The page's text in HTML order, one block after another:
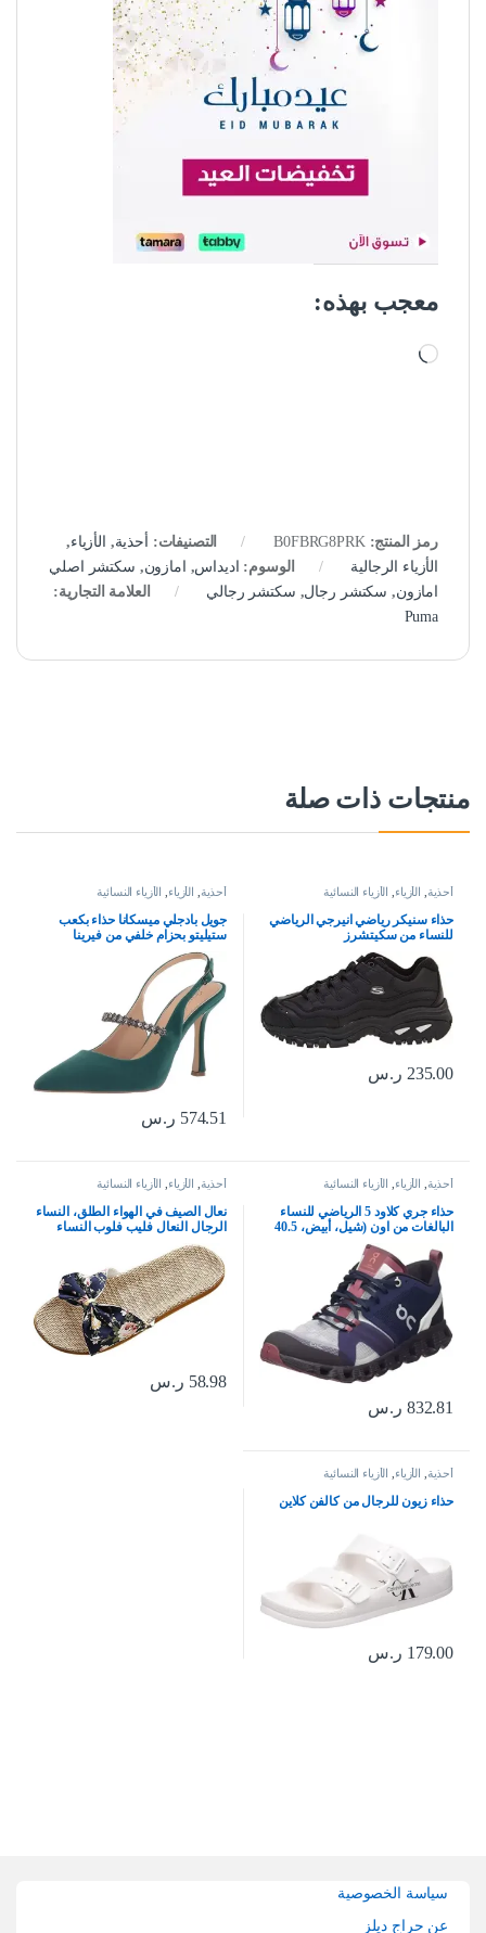
معجب بهذه:
جاري التحميل…
رمز المنتج:B0FBRG8PRK التصنيفات: أحذية, الأزياء,
الأزياء الرجالية
الوسوم: اديداس, امازون, سكتشر اصلي
امازون, سكتشر رجال, سكتشر رجالي
العلامة التجارية:
Puma
منتجات ذات صلة
أحذية الأزياء الأزياء النسائية
حذاء سنيكر رياضي انيرجي الرياضي
للنساء من سكيتشرز
235.00 ر.س
أحذية الأزياء الأزياء النسائية
جويل بادجلي ميسكانا حذاء بكعب
ستيليتو بحزام خلفي من فيرينا
574.51 ر.س
أحذية الأزياء الأزياء النسائية
حذاء جري كلاود 5 الرياضي للنساء
البالغات من اون (شيل، أبيض، 40.5
832.81 ر.س
أحذية الأزياء الأزياء النسائية
نعال الصيف في الهواء الطلق، النساء
الرجال النعال فليب فلوب النساء
النعال الزهور القوس الكتان فليب
فلوب الصنادل إسفين النعال النساء
أحذية
58.98 ر.س
أحذية الأزياء الأزياء النسائية
حذاء زيون للرجال من كالفن كلاين
179.00 ر.س
سياسة الخصوصية
عن حراج ديلز